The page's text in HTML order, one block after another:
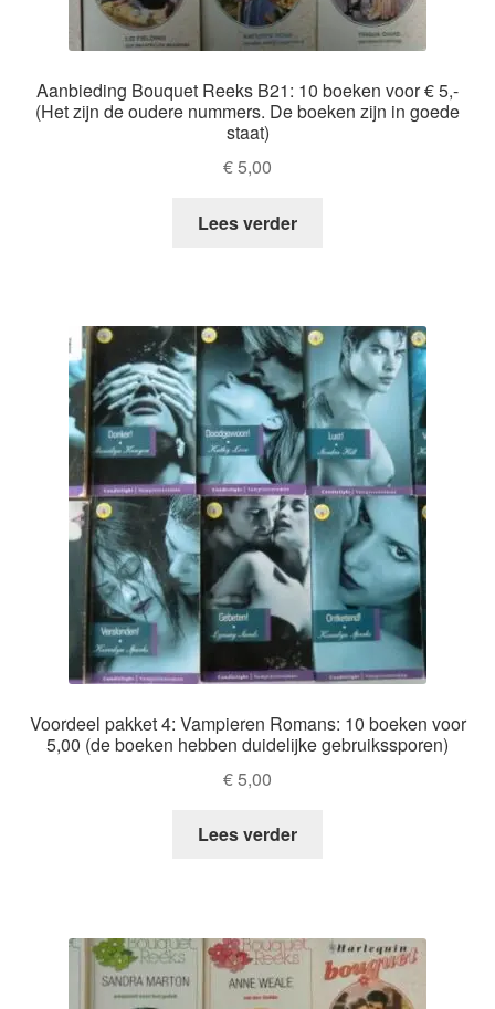
Aanbieding Bouquet Reeks B21: 10 boeken voor € 5,-
(Het zijn de oudere nummers. De boeken zijn in goede
staat)
€5,00
Lees verder
Voordeel pakket 4: Vampieren Romans: 10 boeken voor
5,00 (de boeken hebben duidelijke gebruikssporen)
€5,00
Lees verder